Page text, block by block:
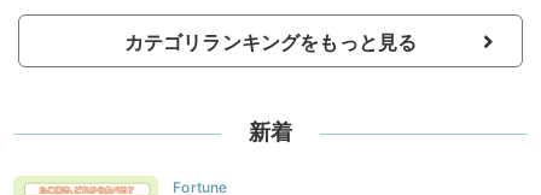
カテゴリランキングをもっと見る
新着